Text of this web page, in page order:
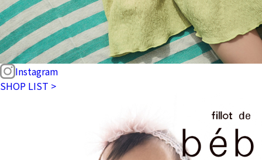
Instagram
SHOP LIST >